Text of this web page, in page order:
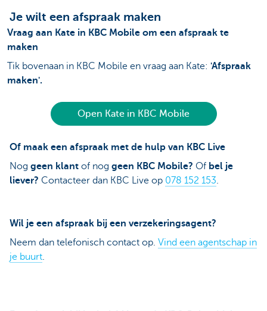
Je wilt een afspraak maken
Vraag aan Kate in KBC Mobile om een afspraak te
maken
Tik bovenaan in KBC Mobile en vraag aan Kate: 'Afspraak
maken'.
Open Kate in KBC Mobile
Of maak een afspraak met de hulp van KBC Live
Nog geen klant of nog geen KBC Mobile? Of bel je
liever? Contacteer dan KBC Live op 078 152 153.
Wil je een afspraak bij een verzekeringsagent?
Neem dan telefonisch contact op. Vind een agentschap in
je buurt.